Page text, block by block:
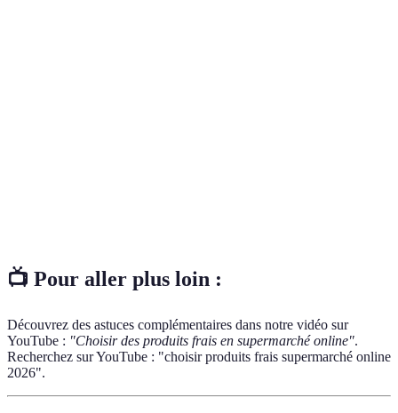
📺 Pour aller plus loin :
Découvrez des astuces complémentaires dans notre vidéo sur
YouTube : "Choisir des produits frais en supermarché online".
Recherchez sur YouTube : "choisir produits frais supermarché online
2026".